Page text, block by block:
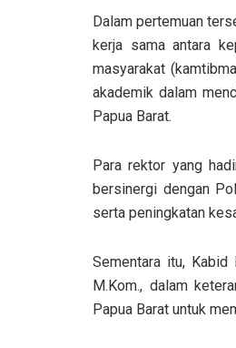
Dalam pertemuan
kerja sama antara
masyarakat
akademik dalam
Papua Barat.
Para rektor yang
bersinergi dengan
serta peningkatan
Sementara itu, Kabid
M.Kom., dalam
Papua Barat untuk